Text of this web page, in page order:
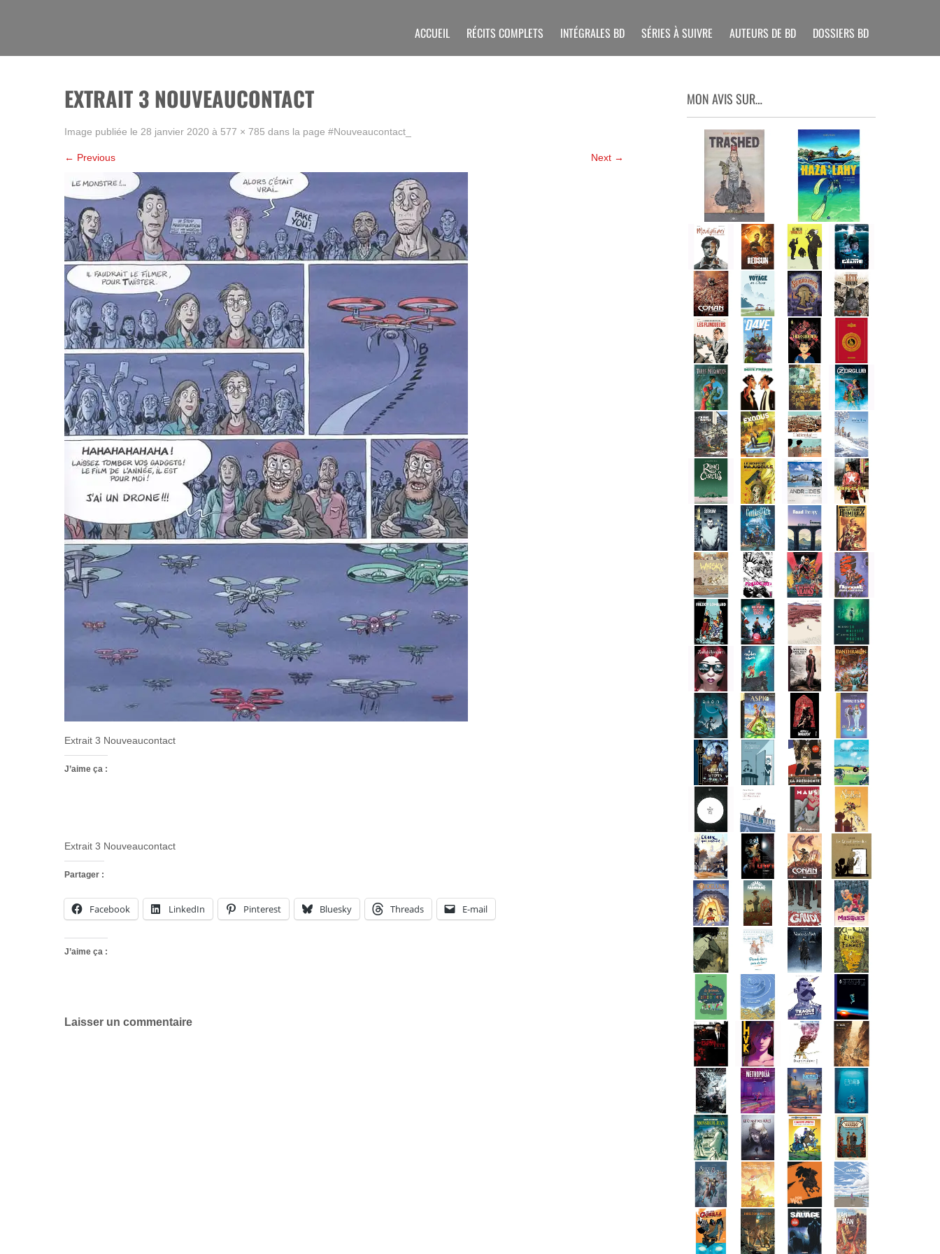
ACCUEIL RÉCITS COMPLETS INTÉGRALES BD SÉRIES À SUIVRE AUTEURS DE BD DOSSIERS BD
EXTRAIT 3 NOUVEAUCONTACT
Image publiée le 28 janvier 2020 à 577 × 785 dans la page #Nouveaucontact_
← Previous Next →
Extrait 3 Nouveaucontact
J’aime ça :
Extrait 3 Nouveaucontact
Partager :
Facebook LinkedIn Pinterest Bluesky Threads E-mail
J’aime ça :
Laisser un commentaire
MON AVIS SUR…